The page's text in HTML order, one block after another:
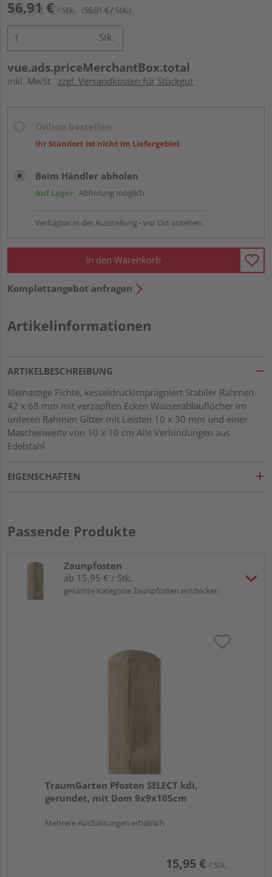
56,91 € / Stk. (56,91 € / Stk.)
Stk.
vue.ads.priceMerchantBox.total
inkl. MwSt. zzgl. Versandkosten für Stückgut
Ihr Standort ist nicht im Liefergebiet
Beim Händler abholen
Auf Lager: Abholung möglich
Verfügbar in der Ausstellung - vor Ort ansehen.
In den Warenkorb
Komplettangebot anfragen
Artikelinformationen
ARTIKELBESCHREIBUNG
Kleinastige Fichte, kesseldruckimprägniert Stabiler Rahmen
42 x 68 mm mit verzapften Ecken Wasserablauflöcher im
unteren Rahmen Gitter mit Leisten 10 x 30 mm und einer
Maschenweite von 10 x 10 cm Alle Verbindungen aus
Edelstahl
EIGENSCHAFTEN
Passende Produkte
Zaunpfosten
ab 15,95 € / Stk.
gesamte Kategorie Zaunpfosten entdecken
TraumGarten Pfosten SELECT kdi,
gerundet, mit Dom 9x9x105cm
Mehrere Ausführungen erhältlich
15,95 € / Stk.